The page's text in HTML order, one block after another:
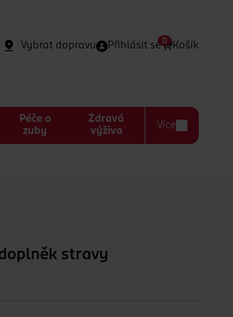
Vybrat dopravu Přihlásit se Košík
0
Péče o
zuby
Zdravá
výživa
Více
stravy